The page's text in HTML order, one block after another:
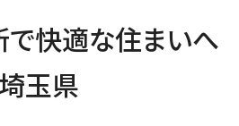
快適な住まいへ
玉県